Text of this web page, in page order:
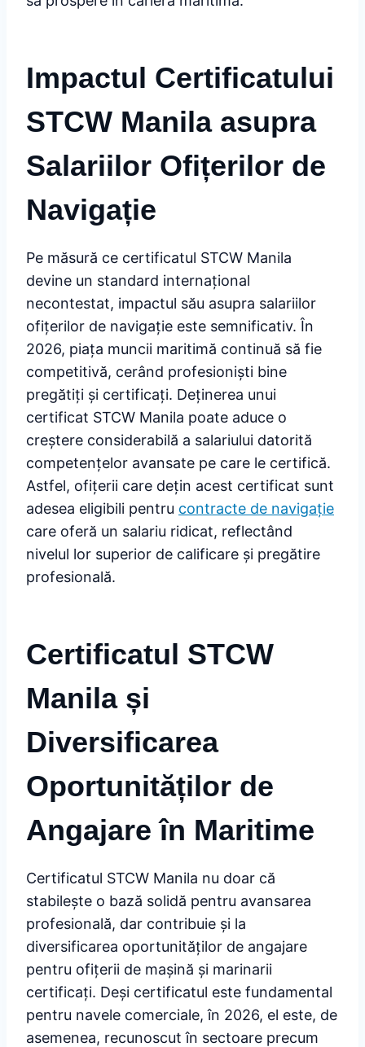
Impactul Certificatului
STCW Manila asupra
Salariilor Ofițerilor de
Navigație
Pe măsură ce certificatul STCW Manila
devine un standard internațional
necontestat, impactul său asupra salariilor
ofițerilor de navigație este semnificativ. În
2026, piața muncii maritimă continuă să fie
competitivă, cerând profesioniști bine
pregătiți și certificați. Deținerea unui
certificat STCW Manila poate aduce o
creștere considerabilă a salariului datorită
competențelor avansate pe care le certifică.
Astfel, ofițerii care dețin acest certificat sunt
adesea eligibili pentru contracte de navigație
care oferă un salariu ridicat, reflectând
nivelul lor superior de calificare și pregătire
profesională.
Certificatul STCW
Manila și
Diversificarea
Oportunităților de
Angajare în Maritime
Certificatul STCW Manila nu doar că
stabilește o bază solidă pentru avansarea
profesională, dar contribuie și la
diversificarea oportunităților de angajare
pentru ofițerii de mașină și marinarii
certificați. Deși certificatul este fundamental
pentru navele comerciale, în 2026, el este, de
asemenea, recunoscut în sectoare precum